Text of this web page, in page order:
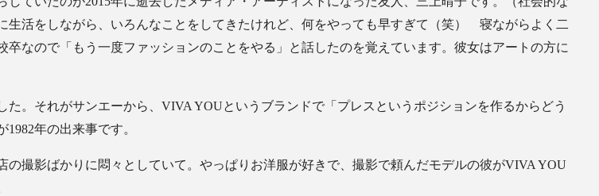
活をしながら、いろんなことをしてきたけれど、何をやっても早すぎて（笑） 寝ながらよく二
なので「もう一度ファッションのことをやる」と話したのを覚えています。彼女はアートの方に
。それがサンエーから、VIVA YOUというブランドで「プレスというポジションを作るからどう
年の出来事です。
撮影ばかりに悶々としていて。やっぱりお洋服が好きで、撮影で頼んだモデルの彼がVIVA YOU